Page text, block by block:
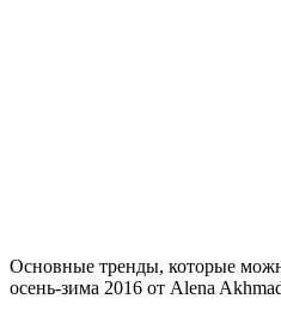
Основные тренды, которые
осень-зима 2016 от Alena